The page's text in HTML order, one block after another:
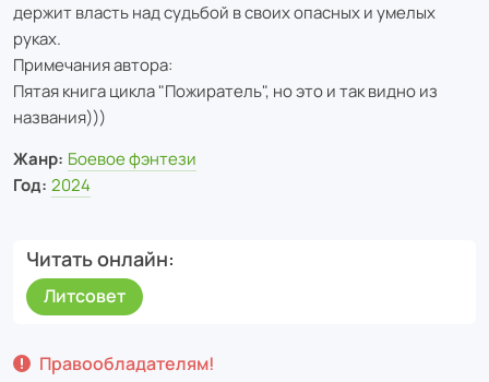
держит власть над судьбой в своих опасных и умелых
руках.
Примечания автора:
Пятая книга цикла "Пожиратель", но это и так видно из
названия)))
Жанр: Боевое фэнтези
Год: 2024
Читать онлайн
Литсовет
Правообладателям!